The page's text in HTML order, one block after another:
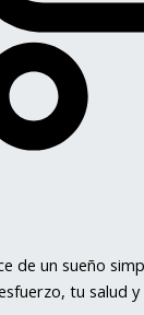
de un sueño
tu salud